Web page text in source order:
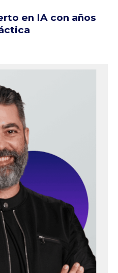
en IA con años